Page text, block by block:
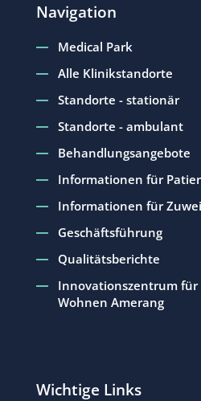
Navigation
Medical Park
Alle Klinikstandorte
Standorte - stationär
Standorte - ambulant
Behandlungsangebote
Informationen für
Informationen für
Geschäftsführung
Qualitätsberichte
Innovationszentrum für
Wohnen Amerang
Wichtige Links